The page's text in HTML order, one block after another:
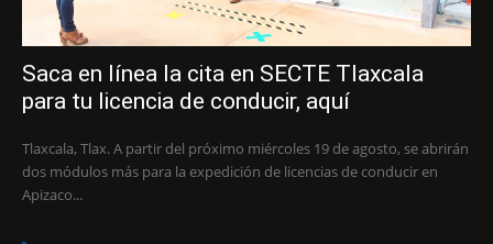
Saca en línea la cita en SECTE Tlaxcala
para tu licencia de conducir, aquí
Tlaxcala, Tlax. A partir del próximo miércoles 19 de agosto, se abrirán
dos módulos más para la expedición de licencias de conducir en
Apizaco...